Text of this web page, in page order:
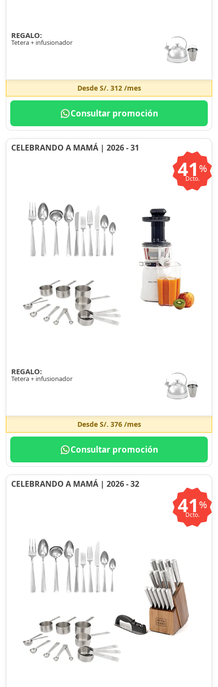
REGALO:
Tetera + infusionador
Desde S/. 312/mes
Consultar promoción
CELEBRANDO A MAMÁ | 2026 - 31
41 %
Dcto.
REGALO:
Tetera + infusionador
Desde S/. 376/mes
Consultar promoción
CELEBRANDO A MAMÁ | 2026 - 32
41 %
Dcto.